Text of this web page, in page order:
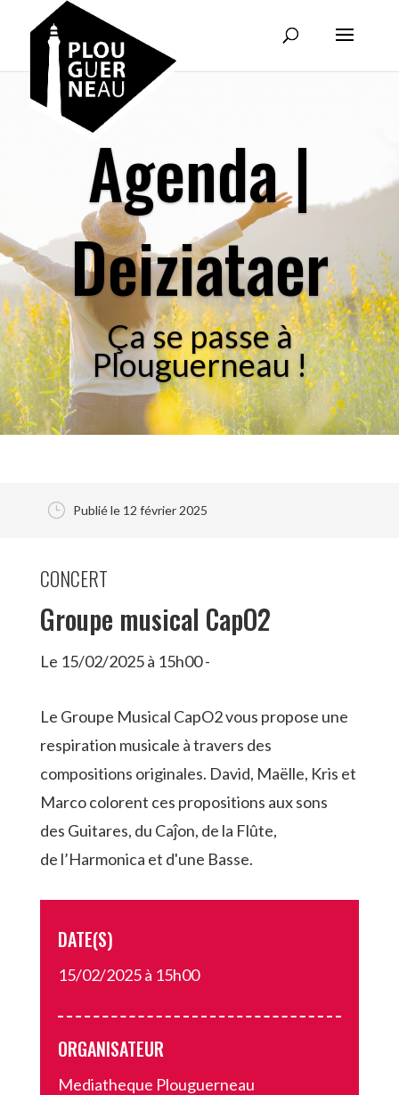
Agenda |
Deiziataer
Ça se passe à
Plouguerneau !
}Publié le 12 février 2025
CONCERT
Groupe musical CapO2
Le 15/02/2025 à 15h00 -
Le Groupe Musical CapO2 vous propose une
respiration musicale à travers des
compositions originales. David, Maëlle, Kris et
Marco colorent ces propositions aux sons
des Guitares, du Caĵon, de la Flûte,
de l’Harmonica et d'une Basse.
DATE(S)
15/02/2025 à 15h00
ORGANISATEUR
Mediatheque Plouguerneau